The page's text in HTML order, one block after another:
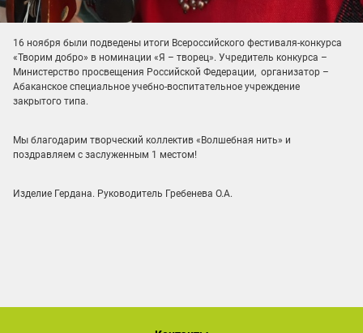
16 ноября были подведены итоги Всероссийского фестиваля-конкурса
«Творим добро» в номинации «Я – творец». Учредитель конкурса –
Министерство просвещения Российской Федерации, организатор –
Абаканское специальное учебно-воспитательное учреждение
закрытого типа.
Мы благодарим творческий коллектив «Волшебная нить» и
поздравляем с заслуженным 1 местом!
Изделие Гердана. Руководитель Гребенева О.А.